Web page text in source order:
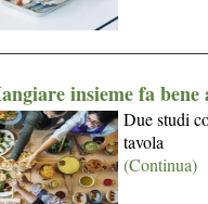
insieme fa bene
Due studi
tavola
(Continua)